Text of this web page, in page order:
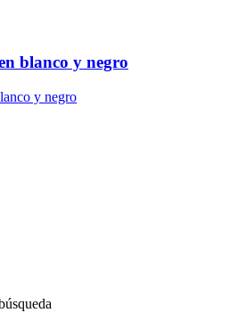
blanco y negro